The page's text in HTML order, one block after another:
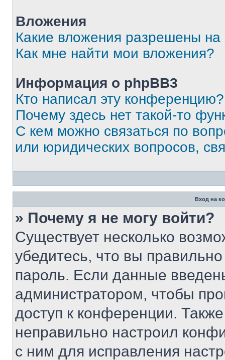
Вложения
Какие вложения разрешены
Как мне найти мои вложения?
Информация о phpBB3
Кто написал эту конференцию?
Почему здесь нет такой-то
С кем можно связаться по
или юридических вопросов,
Вход на
» Почему я не могу войти?
Существует несколько
убедитесь, что вы
пароль. Если данные
администратором, чтобы
доступ к конференции.
неправильно настроил
с ним для исправления